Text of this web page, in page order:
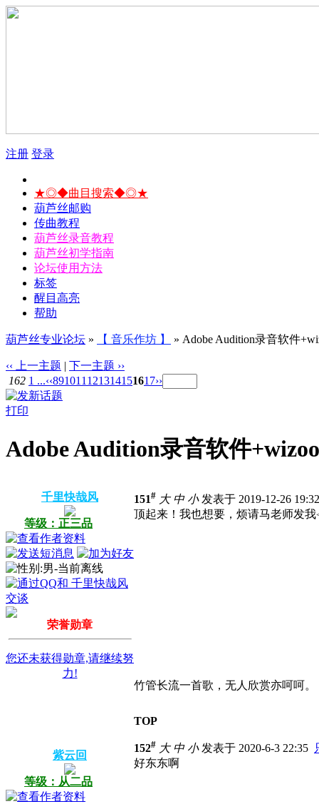
注册 登录
★◎◆曲目搜索◆◎★
葫芦丝邮购
传曲教程
葫芦丝录音教程
葫芦丝初学指南
论坛使用方法
标签
醒目高亮
帮助
葫芦丝专业论坛 » 【 音乐作坊 】 » Adobe Audition录音软件
‹‹ 上一主题 | 下一主题 ››
162 1 ...‹‹891011 121314151617››
打印
Adobe Audition录音软件
千里快哉风
等级：正三品
荣誉勋章
您还未获得勋章,请继续努
力!
151# 大 中 小发表于 2019-12-26
顶起来！我也想要，烦请马老师发我
竹管长流一首歌，无人欣赏亦呵呵。
TOP
紫云回
等级：从二品
152# 大 中 小发表于 2020-6-3 22:35
好东东啊